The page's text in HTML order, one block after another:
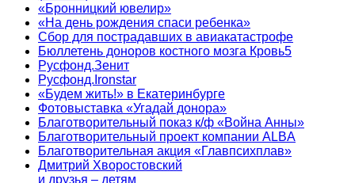
«Бронницкий ювелир»
«На день рождения спаси ребенка»
Сбор для пострадавших в авиакатастрофе
Бюллетень доноров костного мозга Кровь5
Русфонд.Зенит
Русфонд.Ironstar
«Будем жить!» в Екатеринбурге
Фотовыставка «Угадай донора»
Благотворительный показ к/ф «Война Анны»
Благотворительный проект компании ALBA
Благотворительная акция «Главпсихплав»
Дмитрий Хворостовский
и друзья – детям